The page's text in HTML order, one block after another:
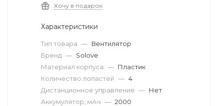
Хочу в подарок
Характеристики
Тип товара — Вентилятор
Бренд — Solove
Материал корпуса — Пластик
Количество лопастей — 4
Дистанционное управление — Нет
Аккумулятор, мАч — 2000